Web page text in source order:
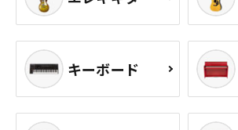
キーボード